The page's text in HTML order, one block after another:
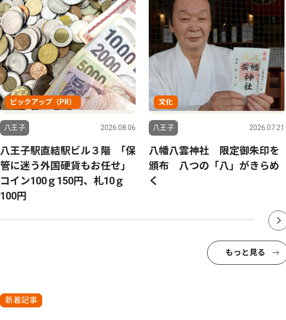
ピックアップ（PR）
八王子 2026.08.06
八王子駅直結駅ビル３階 ｢保
管に迷う外国硬貨もお任せ｣
コイン100ｇ150円、札10ｇ
100円
文化
八王子 2026.07.21
八幡八雲神社 限定御朱印を
頒布 八つの「八」がきらめ
く
もっと見る
新着記事